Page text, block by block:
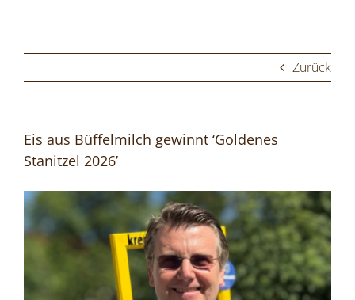
Zurück
Eis aus Büffelmilch gewinnt ‘Goldenes
Stanitzel 2026’
Zeige
grösseres
Bild